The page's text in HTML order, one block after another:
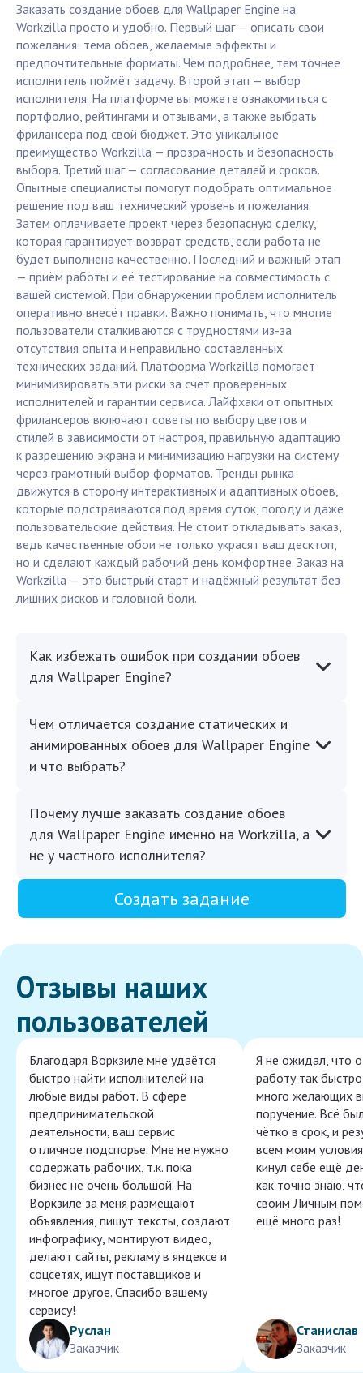
Заказать создание обоев для Wallpaper Engine на
Workzilla просто и удобно. Первый шаг — описать свои
пожелания: тема обоев, желаемые эффекты и
предпочтительные форматы. Чем подробнее, тем точнее
исполнитель поймёт задачу. Второй этап — выбор
исполнителя. На платформе вы можете ознакомиться с
портфолио, рейтингами и отзывами, а также выбрать
фрилансера под свой бюджет. Это уникальное
преимущество Workzilla — прозрачность и безопасность
выбора. Третий шаг — согласование деталей и сроков.
Опытные специалисты помогут подобрать оптимальное
решение под ваш технический уровень и пожелания.
Затем оплачиваете проект через безопасную сделку,
которая гарантирует возврат средств, если работа не
будет выполнена качественно. Последний и важный этап
— приём работы и её тестирование на совместимость с
вашей системой. При обнаружении проблем исполнитель
оперативно внесёт правки. Важно понимать, что многие
пользователи сталкиваются с трудностями из-за
отсутствия опыта и неправильно составленных
технических заданий. Платформа Workzilla помогает
минимизировать эти риски за счёт проверенных
исполнителей и гарантии сервиса. Лайфхаки от опытных
фрилансеров включают советы по выбору цветов и
стилей в зависимости от настроя, правильную адаптацию
к разрешению экрана и минимизацию нагрузки на систему
через грамотный выбор форматов. Тренды рынка
движутся в сторону интерактивных и адаптивных обоев,
которые подстраиваются под время суток, погоду и даже
пользовательские действия. Не стоит откладывать заказ,
ведь качественные обои не только украсят ваш десктоп,
но и сделают каждый рабочий день комфортнее. Заказ на
Workzilla — это быстрый старт и надёжный результат без
лишних рисков и головной боли.
Как избежать ошибок при создании обоев
для Wallpaper Engine?
Чем отличается создание статических и
анимированных обоев для Wallpaper Engine
и что выбрать?
Почему лучше заказать создание обоев
для Wallpaper Engine именно на Workzilla, а
не у частного исполнителя?
Создать задание
Отзывы наших
пользователей
Благодаря Воркзиле мне удаётся
быстро найти исполнителей на
любые виды работ. В сфере
предпринимательской
деятельности, ваш сервис
отличное подспорье. Мне не нужно
содержать рабочих, т.к. пока
бизнес не очень большой. На
Воркзиле за меня размещают
объявления, пишут тексты, создают
инфографику, монтируют видео,
делают сайты, рекламу в яндексе и
соцсетях, ищут поставщиков и
многое другое. Спасибо вашему
сервису!
Руслан
Заказчик
Я не ожидал, что
работу так
много желающих
поручение. Всё
чётко в срок, и
всем моим
кинул себе ещё
как точно знаю,
своим Личным
ещё много раз!
Станислав
Заказчик